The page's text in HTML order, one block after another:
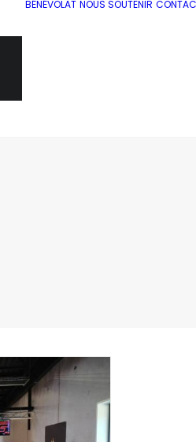
BÉNÉVOLAT NOUS SOUTENIR